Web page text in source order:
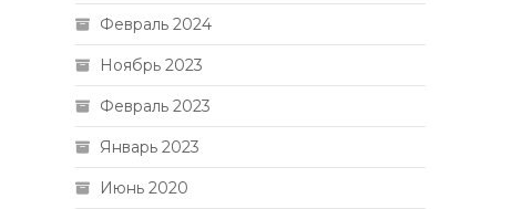
Февраль 2024
Ноябрь 2023
Февраль 2023
Январь 2023
Июнь 2020